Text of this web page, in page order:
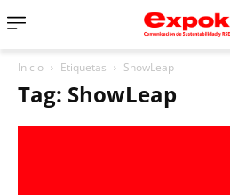
Inicio Etiquetas ShowLeap
Tag: ShowLeap